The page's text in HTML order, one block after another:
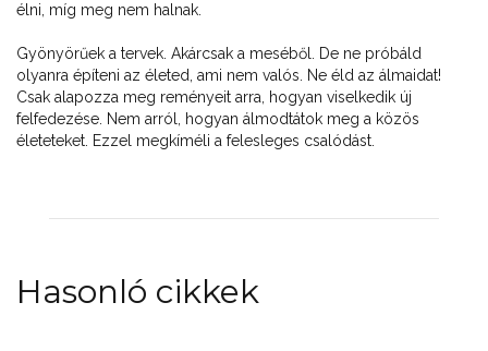
élni, míg meg nem halnak.
Gyönyörűek a tervek. Akárcsak a meséből. De ne próbáld
olyanra építeni az életed, ami nem valós. Ne éld az álmaidat!
Csak alapozza meg reményeit arra, hogyan viselkedik új
felfedezése. Nem arról, hogyan álmodtátok meg a közös
életeteket. Ezzel megkíméli a felesleges csalódást.
Hasonló cikkek